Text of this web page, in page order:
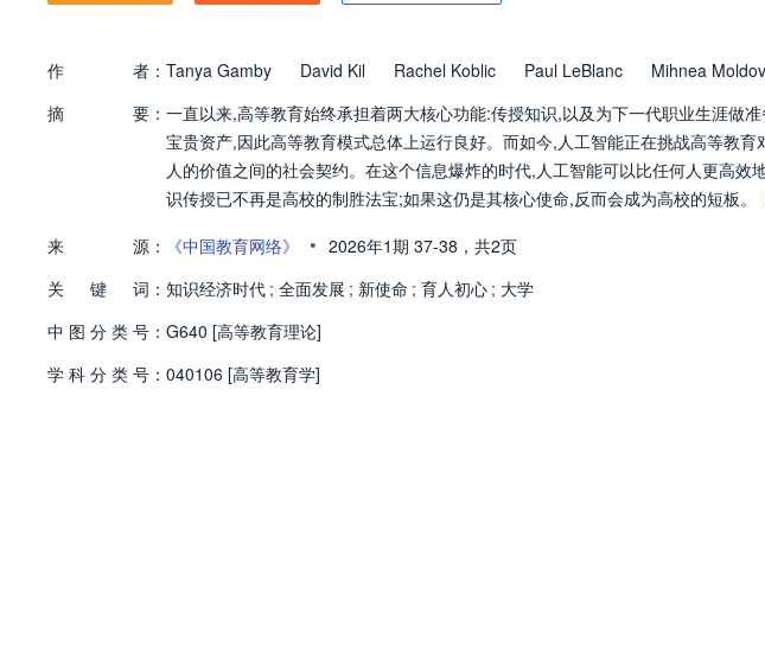
作 者： Tanya Gamby David Kil Rachel Koblic Paul LeBlanc Mihnea
摘
要： 一直以来,高等教育始终承担着两大核心功能:传授知识,以及为下一代职业生涯做
宝贵资产,因此高等教育模式总体上运行良好。而如今,人工智能正在挑战高等教
人的价值之间的社会契约。在这个信息爆炸的时代,人工智能可以比任何人更高效
识传授已不再是高校的制胜法宝;如果这仍是其核心使命,反而会成为高校的短板。
来
源： 《中国教育网络》 • 2026年1期 37-38， 共2页
关
键 词： 知识经济时代 ; 全面发展 ; 新使命 ; 育人初心 ; 大学
中 图 分 类 号： G640 [高等教育理论]
学 科 分 类 号： 040106 [高等教育学]